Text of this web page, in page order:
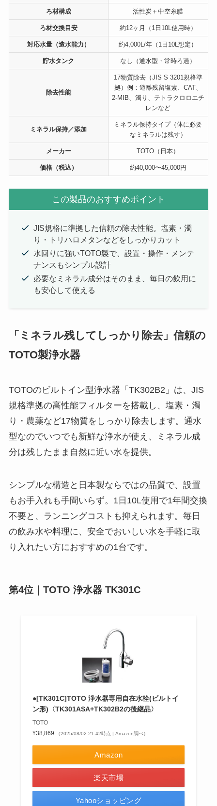
ろ材構成 活性炭＋中空糸膜
ろ材交換目安 約12ヶ月（1日10L使用時）
対応水量（造水能力） 約4,000L/年（1日10L想定）
貯水タンク なし（通水型・常時ろ過）
除去性能
17物質除去（JIS S 3201規格準
拠）例：遊離残留塩素、CAT、
2-MIB、濁り、テトラクロロエチ
レンなど
ミネラル保持／添加
ミネラル保持タイプ（体に必要
なミネラルは残す）
メーカー TOTO（日本）
価格（税込） 約40,000〜45,000円
この製品のおすすめポイント
JIS規格に準拠した信頼の除去性能。塩素・濁
り・トリハロメタンなどをしっかりカット
水回りに強いTOTO製で、設置・操作・メンテ
ナンスもシンプル設計
必要なミネラル成分はそのまま、毎日の飲用に
も安心して使える
「ミネラル残してしっかり除去」信頼の
TOTO製浄水器
TOTOのビルトイン型浄水器「TK302B2」は、JIS
規格準拠の高性能フィルターを搭載し、塩素・濁
り・農薬など17物質をしっかり除去します。通水
型なのでいつでも新鮮な浄水が使え、ミネラル成
分は残したまま自然に近い水を提供。
シンプルな構造と日本製ならではの品質で、設置
もお手入れも手間いらず。1日10L使用で1年間交換
不要と、ランニングコストも抑えられます。毎日
の飲み水や料理に、安全でおいしい水を手軽に取
り入れたい方におすすめの1台です。
第4位｜TOTO 浄水器 TK301C
●[TK301C]TOTO 浄水器専用自在水栓(ビルトイ
ン形)〈TK301ASA+TK302B2の後継品〉
TOTO
¥38,869
（2025/08/02 21:42時点 | Amazon調べ）
Amazon
楽天市場
Yahooショッピング